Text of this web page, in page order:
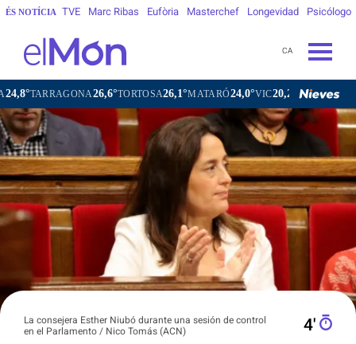
ÉS NOTÍCIA TVE Marc Ribas Eufòria Masterchef Longevidad Psicólogo
CA
TORTOSA26,1°MATARÓ24,0°VIC20,2°VILAFRANCA DEL PENEDÈS
La consejera Esther Niubó durante una sesión de control
en el Parlamento / Nico Tomás (ACN)
4′